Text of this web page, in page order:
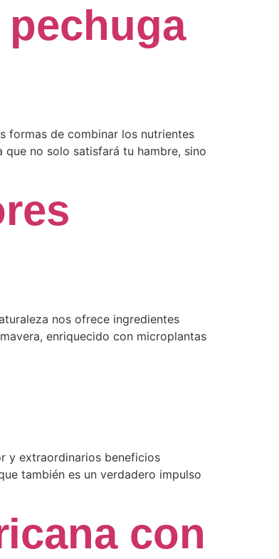
formas de combinar los nutrientes
no solo satisfará tu hambre, sino
nos ofrece ingredientes
enriquecido con microplantas
y extraordinarios beneficios
también es un verdadero impulso
con